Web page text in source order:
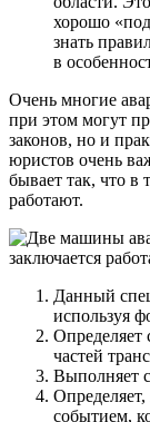
хорошо
знать
в
Очень многие
при этом могут
законов, но и
юристов очень
бывает так, что в
работают.
заключается
Данный
используя
Определяет
частей
Выполняет
событием,